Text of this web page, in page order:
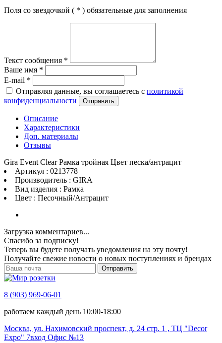
Поля со звездочкой ( * ) обязательные для заполнения
Текст сообщения *
Ваше имя *
E-mail *
Отправляя данные, вы соглашаетесь с политикой
конфиденциальности
Отправить
Описание
Характеристики
Доп. материалы
Отзывы
Gira Event Clear Рамка тройная Цвет песка/антрацит
Артикул : 0213778
Производитель : GIRA
Вид изделия : Рамка
Цвет : Песочный/Антрацит
Загрузка комментариев...
Спасибо за подписку!
Теперь вы будете получать уведомления на эту почту!
Получайте свежие новости о новых поступлениях и брендах
Отправить
8 (903) 969-06-01
работаем каждый день 10:00-18:00
Москва, ул. Нахимовский проспект, д. 24 стр. 1 , ТЦ "Decor
Expo" 7вход Офис №13